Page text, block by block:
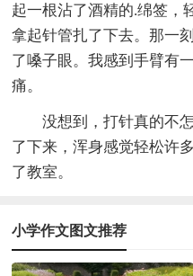
起一根沾了酒精的.绵签，
拿起针管扎了下去。那一
了嗓子眼。我感到手臂有
痛。
没想到，打针真的不
了下来，浑身感觉轻松许
了教室。
小学作文图文推荐